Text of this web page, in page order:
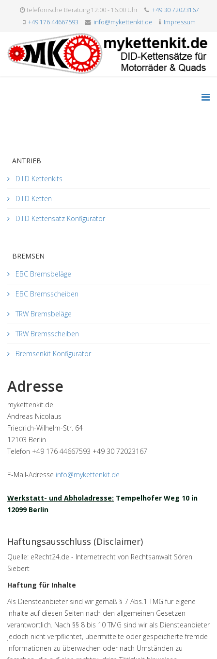
telefonische Beratung 12:00 - 16:00 Uhr
+49 30 72023167
+49 176 44667593
info@mykettenkit.de Impressum
ANTRIEB
D.I.D Kettenkits
D.I.D Ketten
D.I.D Kettensatz Konfigurator
BREMSEN
EBC Bremsbeläge
EBC Bremsscheiben
TRW Bremsbeläge
TRW Bremsscheiben
Bremsenkit Konfigurator
Adresse
mykettenkit.de
Andreas Nicolaus
Friedrich-Wilhelm-Str. 64
12103 Berlin
Telefon +49 176 44667593 +49 30 72023167
E-Mail-Adresse info@mykettenkit.de
Werkstatt- und Abholadresse: Tempelhofer Weg 10 in
12099 Berlin
Haftungsausschluss (Disclaimer)
Quelle: eRecht24.de - Internetrecht von Rechtsanwalt Sören
Siebert
Haftung für Inhalte
Als Diensteanbieter sind wir gemäß § 7 Abs.1 TMG für eigene
Inhalte auf diesen Seiten nach den allgemeinen Gesetzen
verantwortlich. Nach §§ 8 bis 10 TMG sind wir als Diensteanbieter
jedoch nicht verpflichtet, übermittelte oder gespeicherte fremde
Informationen zu überwachen oder nach Umständen zu